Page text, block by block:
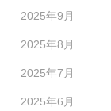
2025年9月
2025年8月
2025年7月
2025年6月